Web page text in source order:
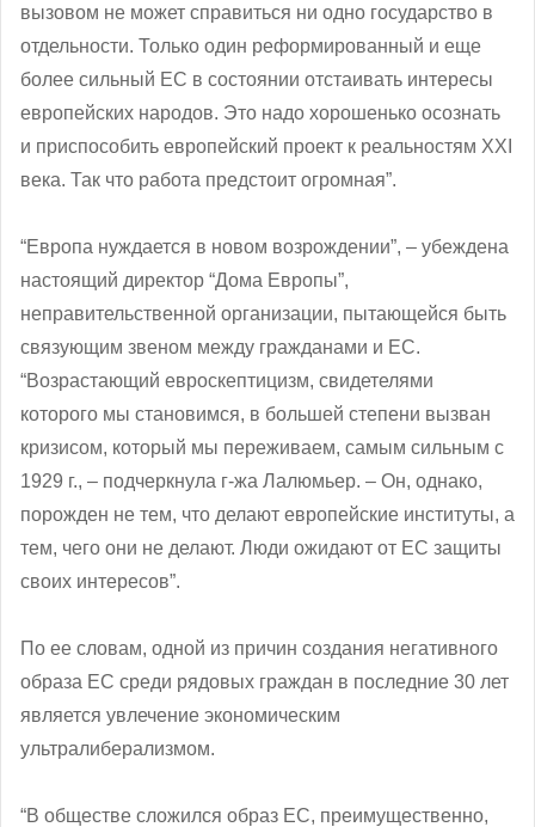
вызовом не может справиться ни одно государство в
отдельности. Только один реформированный и еще
более сильный ЕС в состоянии отстаивать интересы
европейских народов. Это надо хорошенько осознать
и приспособить европейский проект к реальностям ХХІ
века. Так что работа предстоит огромная”.
“Европа нуждается в новом возрождении”, – убеждена
настоящий директор “Дома Европы”,
неправительственной организации, пытающейся быть
связующим звеном между гражданами и ЕС.
“Возрастающий евроскептицизм, свидетелями
которого мы становимся, в большей степени вызван
кризисом, который мы переживаем, самым сильным с
1929 г., – подчеркнула г-жа Лалюмьер. – Он, однако,
порожден не тем, что делают европейские институты, а
тем, чего они не делают. Люди ожидают от ЕС защиты
своих интересов”.
По ее словам, одной из причин создания негативного
образа ЕС среди рядовых граждан в последние 30 лет
является увлечение экономическим
ультралиберализмом.
“В обществе сложился образ ЕС, преимущественно,